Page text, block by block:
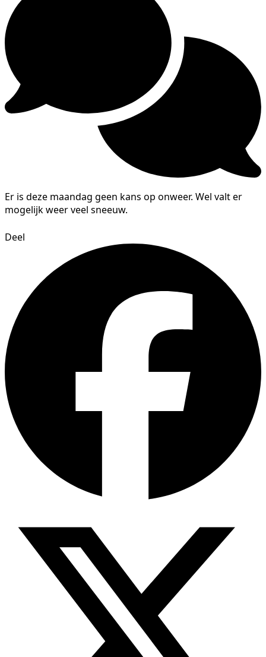
Er is deze maandag geen kans op onweer. Wel valt er
mogelijk weer veel sneeuw.
Deel